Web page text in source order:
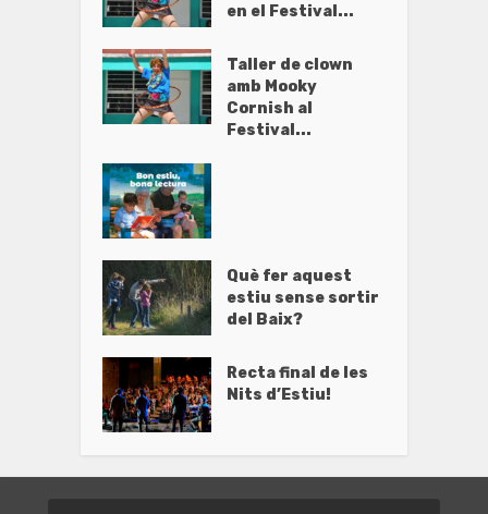
en el Festival...
Taller de clown
amb Mooky
Cornish al
Festival...
Què fer aquest
estiu sense sortir
del Baix?
Recta final de les
Nits d’Estiu!